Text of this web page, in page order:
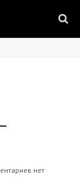
нет